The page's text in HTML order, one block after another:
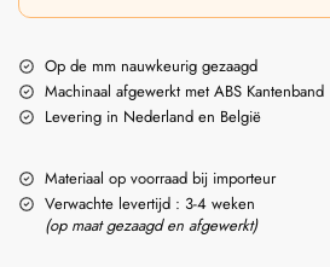
Op de mm nauwkeurig gezaagd
Machinaal afgewerkt met ABS Kantenband
Levering in Nederland en België
Materiaal op voorraad bij importeur
Verwachte levertijd : 3-4 weken
(op maat gezaagd en afgewerkt)